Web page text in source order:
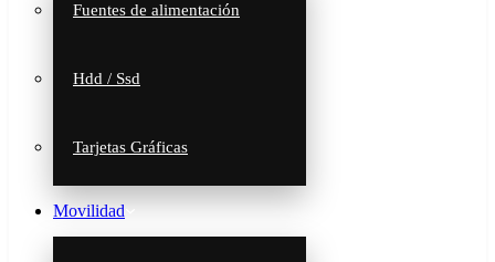
Fuentes de alimentación
Hdd / Ssd
Tarjetas Gráficas
Movilidad